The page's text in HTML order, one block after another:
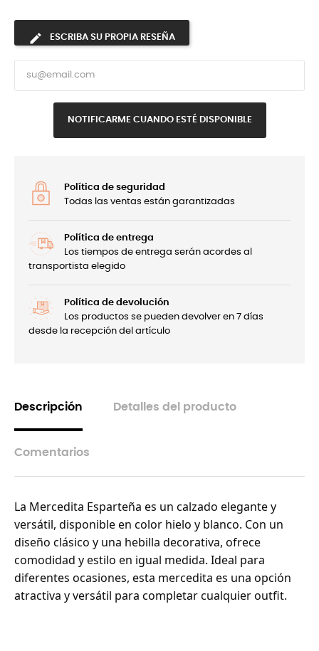
ESCRIBA SU PROPIA RESEÑA
NOTIFICARME CUANDO ESTÉ DISPONIBLE
Política de seguridad
Todas las ventas están garantizadas
Política de entrega
Los tiempos de entrega serán acordes al
transportista elegido
Política de devolución
Los productos se pueden devolver en 7 días
desde la recepción del artículo
Descripción Detalles del producto
Comentarios
La Mercedita Esparteña es un calzado elegante y
versátil, disponible en color hielo y blanco. Con un
diseño clásico y una hebilla decorativa, ofrece
comodidad y estilo en igual medida. Ideal para
diferentes ocasiones, esta mercedita es una opción
atractiva y versátil para completar cualquier outfit.